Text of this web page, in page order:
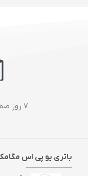
۷ روز ضمانت بازگشت وجه
باتری یو پی اس